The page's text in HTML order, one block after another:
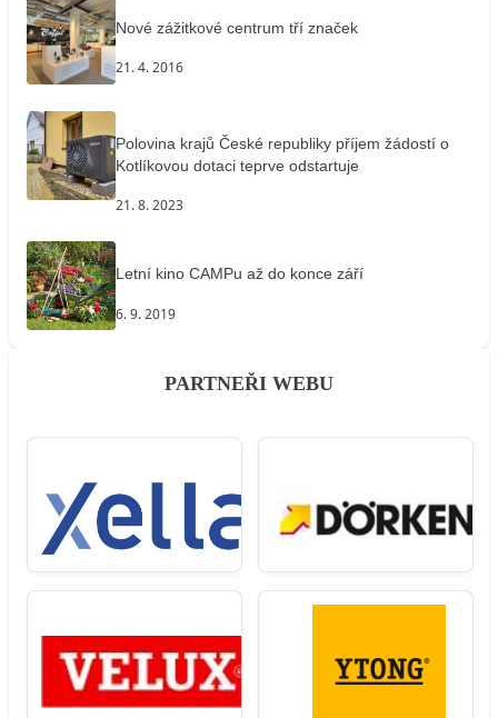
Nové zážitkové centrum tří značek
21. 4. 2016
Polovina krajů České republiky příjem žádostí o
Kotlíkovou dotaci teprve odstartuje
21. 8. 2023
Letní kino CAMPu až do konce září
6. 9. 2019
PARTNEŘI WEBU